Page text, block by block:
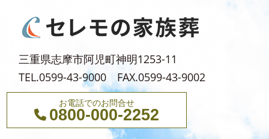
2025年1月
2024年12月
2024年11月
2024年10月
2024年9月
2024年8月
三重県志摩市阿児町神明1253-11
TEL.0599-43-9000 FAX.0599-43-9002
お電話でのお問合せ
0800-000-2252